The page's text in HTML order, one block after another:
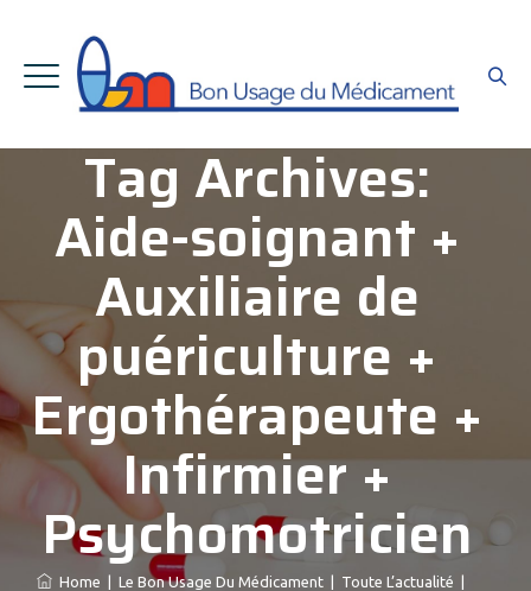
Tag Archives:
Aide-soignant +
Auxiliaire de
puériculture +
Ergothérapeute +
Infirmier +
Psychomotricien
Home Le Bon Usage Du Médicament Toute L’actualité